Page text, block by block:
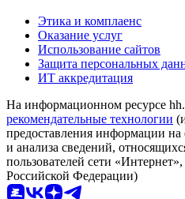
Этика и комплаенс
Оказание услуг
Использование сайтов
Защита персональных
ИТ аккредитация
На информационном ресурсе
рекомендательные технологии
предоставления информации на
и анализа сведений,
пользователей сети
Российской Федерации)